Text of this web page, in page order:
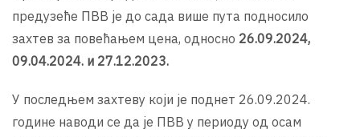
предузеће ПВВ је до сада више пута подносило
захтев за повећањем цена, односно 26.09.2024,
09.04.2024. и 27.12.2023.
У последњем захтеву који је поднет 26.09.2024.
године наводи се да је ПВВ у периоду од осам